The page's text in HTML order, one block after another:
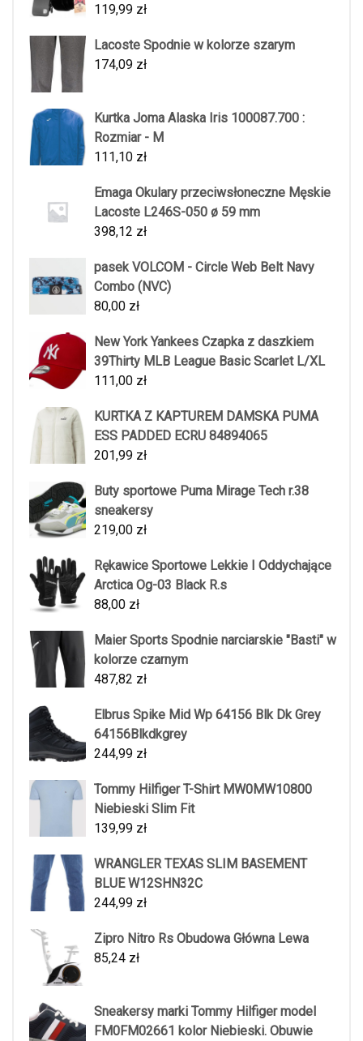
119,99 zł
Lacoste Spodnie w kolorze szarym
174,09 zł
Kurtka Joma Alaska Iris 100087.700 :
Rozmiar - M
111,10 zł
Emaga Okulary przeciwsłoneczne Męskie
Lacoste L246S-050 ø 59 mm
398,12 zł
pasek VOLCOM - Circle Web Belt Navy
Combo (NVC)
80,00 zł
New York Yankees Czapka z daszkiem
39Thirty MLB League Basic Scarlet L/XL
111,00 zł
KURTKA Z KAPTUREM DAMSKA PUMA
ESS PADDED ECRU 84894065
201,99 zł
Buty sportowe Puma Mirage Tech r.38
sneakersy
219,00 zł
Rękawice Sportowe Lekkie I Oddychające
Arctica Og-03 Black R.s
88,00 zł
Maier Sports Spodnie narciarskie "Basti" w
kolorze czarnym
487,82 zł
Elbrus Spike Mid Wp 64156 Blk Dk Grey
64156Blkdkgrey
244,99 zł
Tommy Hilfiger T-Shirt MW0MW10800
Niebieski Slim Fit
139,99 zł
WRANGLER TEXAS SLIM BASEMENT
BLUE W12SHN32C
244,99 zł
Zipro Nitro Rs Obudowa Główna Lewa
85,24 zł
Sneakersy marki Tommy Hilfiger model
FM0FM02661 kolor Niebieski. Obuwie